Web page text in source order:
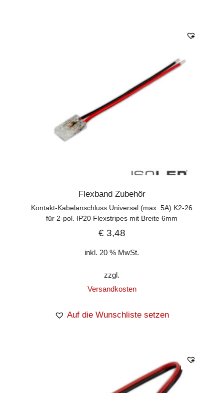
Flexband Zubehör
Kontakt-Kabelanschluss Universal (max. 5A) K2-26
für 2-pol. IP20 Flexstripes mit Breite 6mm
€3,48
inkl. 20 % MwSt.
zzgl.
Versandkosten
Auf die Wunschliste setzen